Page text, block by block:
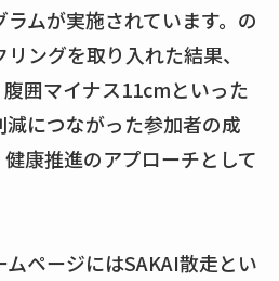
ムが実施されています。の
ングを取り入れた結果、
囲マイナス11cmといった
につながった参加者の成
康推進のアプローチとして
ページにはSAKAI散走とい